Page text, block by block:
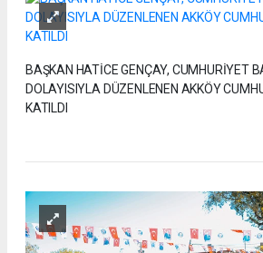
BAŞKAN HATİCE GENÇAY, CUMHURİYET
DOLAYISIYLA DÜZENLENEN AKKÖY
KATILDI